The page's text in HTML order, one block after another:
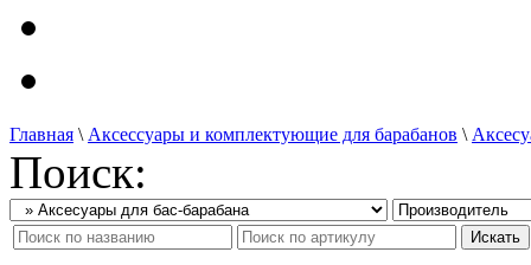
Главная \ Аксессуары и комплектующие для барабанов \
Поиск: